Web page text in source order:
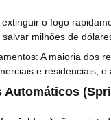
o fogo
milhões de
A maioria dos
e residenciais,
Automáticos